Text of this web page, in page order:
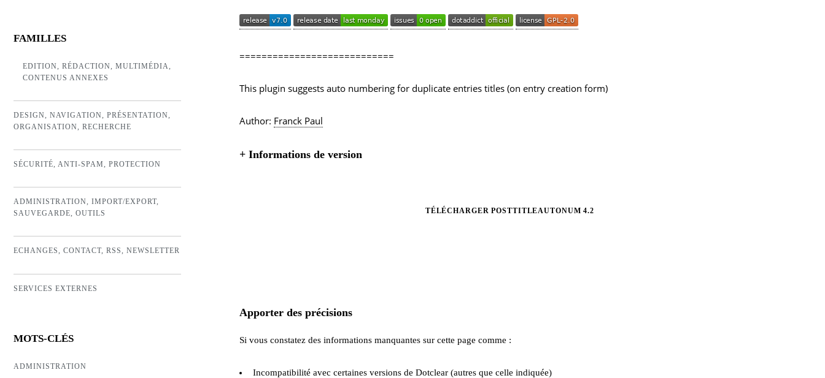
FAMILLES
EDITION, RÉDACTION, MULTIMÉDIA,
CONTENUS ANNEXES
DESIGN, NAVIGATION, PRÉSENTATION,
ORGANISATION, RECHERCHE
SÉCURITÉ, ANTI-SPAM, PROTECTION
ADMINISTRATION, IMPORT/EXPORT,
SAUVEGARDE, OUTILS
ECHANGES, CONTACT, RSS, NEWSLETTER
SERVICES EXTERNES
MOTS-CLÉS
ADMINISTRATION
============================
This plugin suggests auto numbering for duplicate entries titles (on entry creation form)
Author: Franck Paul
+Informations de version
TÉLÉCHARGER POSTTITLEAUTONUM 4.2
Apporter des précisions
Si vous constatez des informations manquantes sur cette page comme :
Incompatibilité avec certaines versions de Dotclear (autres que celle indiquée)